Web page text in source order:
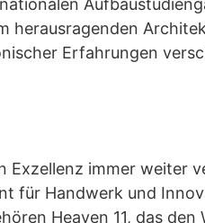
herausragenden
Erfahrungen
Exzellenz immer weiter
für Handwerk und
Heaven 11, das den